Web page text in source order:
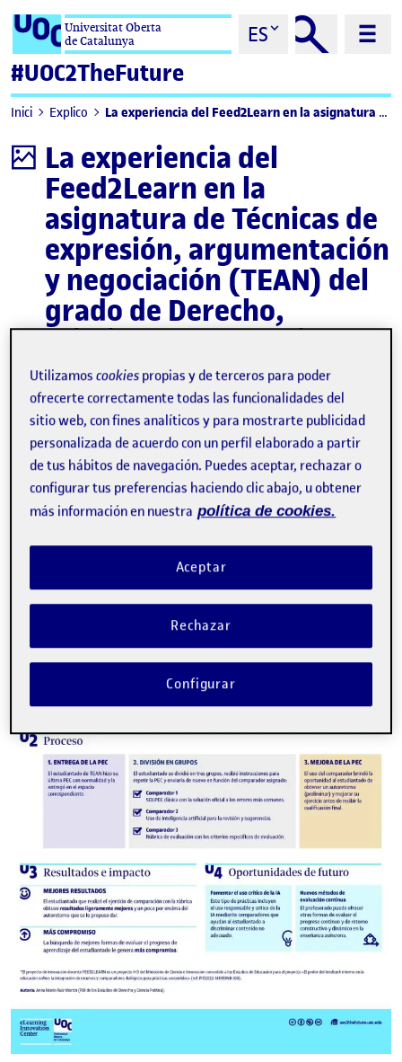
Saltar al contenidoUniversitat Oberta
de Catalunya
ES
#UOC2TheFuture
Inici Explico La experiencia del Feed2Learn en la asignatura de Técnicas de expresión, argumentación y negociación (TEAN) del grado de Derecho, Criminología, Relaciones Laborales y Ciencia Política
InfografíaLa experiencia del
Feed2Learn en la
asignatura de Técnicas de
expresión, argumentación
y negociación (TEAN) del
grado de Derecho,
Criminología, Relaciones
Laborales y Ciencia
Política
Descargar
Utilizamoscookies propias y de terceros para poder
ofrecerte correctamente todas las funcionalidades del
sitio web, con fines analíticos y para mostrarte publicidad
personalizada de acuerdo con un perfil elaborado a partir
de tus hábitos de navegación. Puedes aceptar, rechazar o
configurar tus preferencias haciendo clic abajo, u obtener
más información en nuestra política de cookies.
Rechazar
Aceptar
Configurar